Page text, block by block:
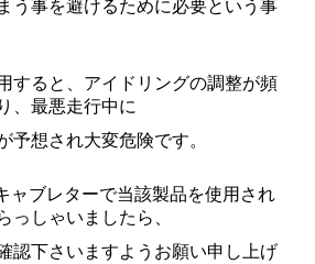
う事を避けるために必要という事
すると、アイドリングの調整が頻
、最悪走行中に
予想され大変危険です。
ャブレターで当該製品を使用され
っしゃいましたら、
認下さいますようお願い申し上げ